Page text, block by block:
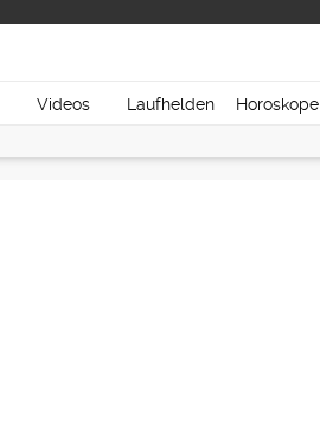
Videos Laufhelden Horoskope